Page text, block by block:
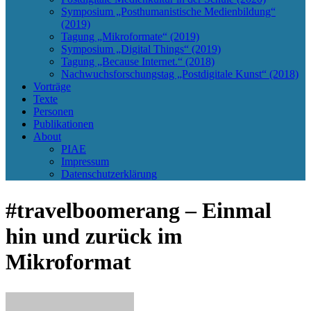
Symposium „Posthumanistische Medienbildung“
(2019)
Tagung „Mikroformate“ (2019)
Symposium „Digital Things“ (2019)
Tagung „Because Internet.“ (2018)
Nachwuchsforschungstag „Postdigitale Kunst“ (2018)
Vorträge
Texte
Personen
Publikationen
About
PIAE
Impressum
Datenschutzerklärung
#travelboomerang – Einmal
hin und zurück im
Mikroformat